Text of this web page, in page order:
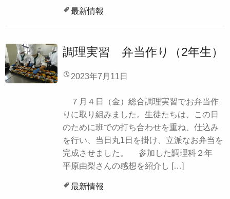
最新情報
調理実習 弁当作り（2年生）
2023年7月11日
７月４日（金）総合調理実習でお弁当作
りに取り組みました。生徒たちは、この日
のために班での打ち合わせを重ね、仕込み
を行い、当日丸1日を掛け、立派なお弁当を
完成させました。 参加した調理科２年
平原由梨さんの感想を紹介し […]
最新情報